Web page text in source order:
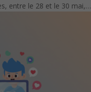
entre le 28 et le 30 mai,…